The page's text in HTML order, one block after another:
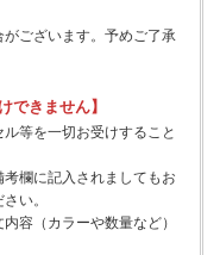
ございます。予めご了承
できません】
等を一切お受けすること
欄に記入されましてもお
い。
容（カラーや数量など）